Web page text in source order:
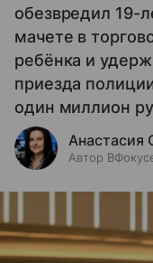
обезвредил 19-
мачете в
ребёнка и
приезда
один миллион
Анастасия
Автор